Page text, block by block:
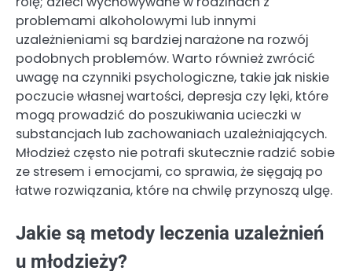
problemami alkoholowymi lub innymi
uzależnieniami są bardziej narażone na rozwój
podobnych problemów. Warto również zwrócić
uwagę na czynniki psychologiczne, takie jak niskie
poczucie własnej wartości, depresja czy lęki, które
mogą prowadzić do poszukiwania ucieczki w
substancjach lub zachowaniach uzależniających.
Młodzież często nie potrafi skutecznie radzić sobie
ze stresem i emocjami, co sprawia, że sięgają po
łatwe rozwiązania, które na chwilę przynoszą ulgę.
Jakie są metody leczenia uzależnień
u młodzieży?